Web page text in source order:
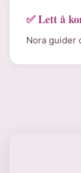
✅ Lett å
Nora guider